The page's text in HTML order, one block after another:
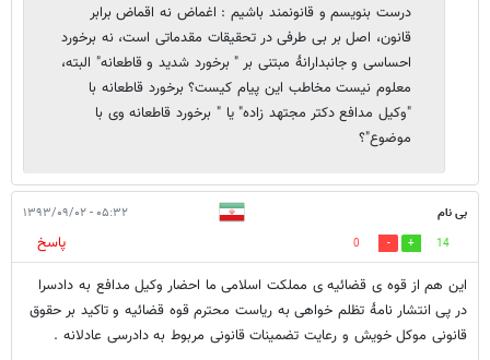
درست بنویسم و قانونمند باشیم : اغماض نه اقماض برابر
قانون، اصل بر بی طرفی در تحقیقات مقدماتی است، نه برخورد
احساسی و جانبدارانۀ مبتنی بر " برخورد شدید و قاطعانه" البته،
معلوم نیست مخاطب این پیام کیست؟ برخورد قاطعانه با
"وکیل مدافع دکتر مجتهد زاده" یا " برخورد قاطعانه وی با
موضوع"؟
بی نام ۰۵:۳۲ - ۱۳۹۳/۰۹/۰۲
14
0
پاسخ
این هم از قوه ی قضائیه ی مملکت اسلامی ما احضار وکیل مدافع به دادسرا
در پی انتشار نامۀ تظلم خواهی به ریاست محترم قوه قضائیه و تاکید بر حقوق
قانونی موکل خویش و رعایت تضمینات قانونی مربوط به دادرسی عادلانه .